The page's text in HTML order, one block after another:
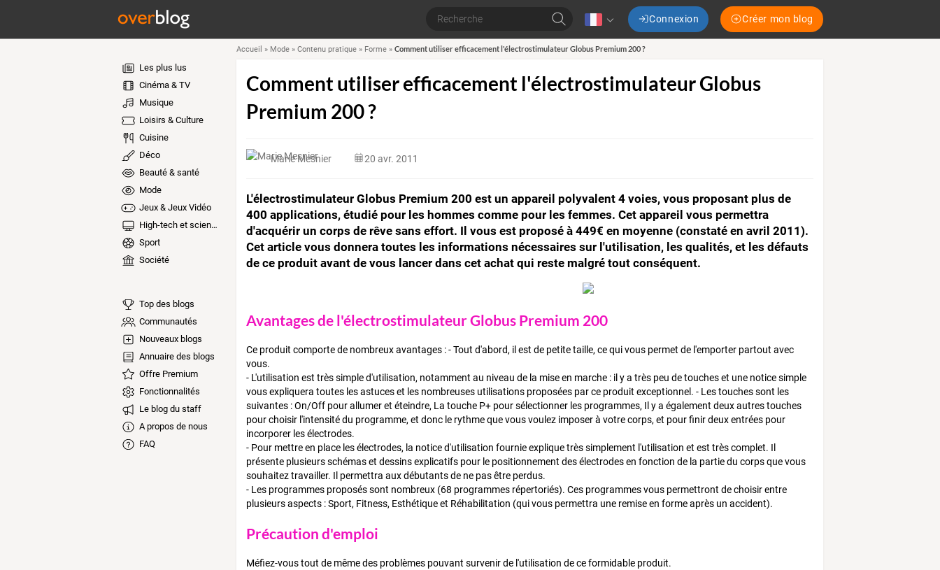
Connexion Créer mon blog
Les plus lus
Cinéma & TV
Musique
Loisirs & Culture
Cuisine
Déco
Beauté & santé
Mode
Jeux & Jeux Vidéo
High-tech et sciences
Sport
Société
Top des blogs
Communautés
Nouveaux blogs
Annuaire des blogs
Offre Premium
Fonctionnalités
Le blog du staff
A propos de nous
FAQ
Accueil » Mode» Contenu pratique» Forme» Comment utiliser efficacement l'électrostimulateur Globus Premium 200 ?
Comment utiliser efficacement l'électrostimulateur Globus
Premium 200 ?
Marie Mesnier 20 avr. 2011
L'électrostimulateur Globus Premium 200 est un appareil polyvalent 4 voies, vous proposant plus de
400 applications, étudié pour les hommes comme pour les femmes. Cet appareil vous permettra
d'acquérir un corps de rêve sans effort. Il vous est proposé à 449€ en moyenne (constaté en avril 2011).
Cet article vous donnera toutes les informations nécessaires sur l'utilisation, les qualités, et les défauts
de ce produit avant de vous lancer dans cet achat qui reste malgré tout conséquent.
Avantages de l'électrostimulateur Globus Premium 200
Ce produit comporte de nombreux avantages : - Tout d'abord, il est de petite taille, ce qui vous permet de l'emporter partout avec
vous.
- L'utilisation est très simple d'utilisation, notamment au niveau de la mise en marche : il y a très peu de touches et une notice simple
vous expliquera toutes les astuces et les nombreuses utilisations proposées par ce produit exceptionnel. - Les touches sont les
suivantes : On/Off pour allumer et éteindre, La touche P+ pour sélectionner les programmes, Il y a également deux autres touches
pour choisir l'intensité du programme, et donc le rythme que vous voulez imposer à votre corps, et pour finir deux entrées pour
incorporer les électrodes.
- Pour mettre en place les électrodes, la notice d'utilisation fournie explique très simplement l'utilisation et est très complet. Il
présente plusieurs schémas et dessins explicatifs pour le positionnement des électrodes en fonction de la partie du corps que vous
souhaitez travailler. Il permettra aux débutants de ne pas être perdus.
- Les programmes proposés sont nombreux (68 programmes répertoriés). Ces programmes vous permettront de choisir entre
plusieurs aspects : Sport, Fitness, Esthétique et Réhabilitation (qui vous permettra une remise en forme après un accident).
Précaution d'emploi
Méfiez-vous tout de même des problèmes pouvant survenir de l'utilisation de ce formidable produit.